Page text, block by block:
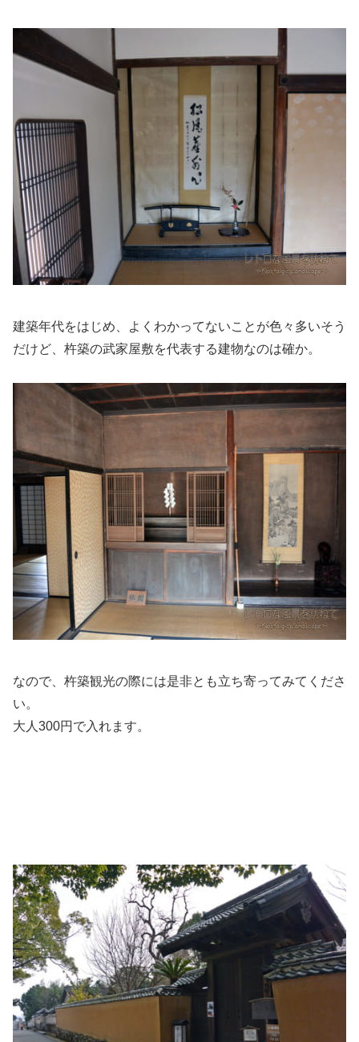
建築年代をはじめ、よくわかってないことが色々多いそう
だけど、杵築の武家屋敷を代表する建物なのは確か。
なので、杵築観光の際には是非とも立ち寄ってみてくださ
い。
大人300円で入れます。